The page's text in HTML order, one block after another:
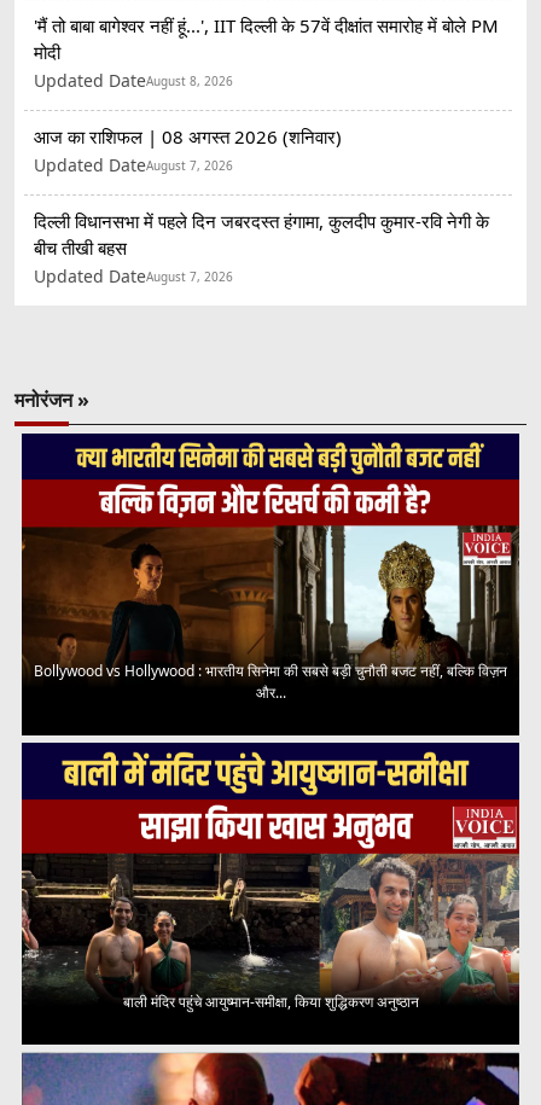
'मैं तो बाबा बागेश्वर नहीं हूं...', IIT दिल्ली के 57वें दीक्षांत समारोह में बोले PM
मोदी
Updated DateAugust 8, 2026
आज का राशिफल | 08 अगस्त 2026 (शनिवार)
Updated DateAugust 7, 2026
दिल्ली विधानसभा में पहले दिन जबरदस्त हंगामा, कुलदीप कुमार-रवि नेगी के
बीच तीखी बहस
Updated DateAugust 7, 2026
मनोरंजन »
Bollywood vs Hollywood : भारतीय सिनेमा की सबसे बड़ी चुनौती बजट नहीं, बल्कि विज़न
और...
बाली मंदिर पहुंचे आयुष्मान-समीक्षा, किया शुद्धिकरण अनुष्ठान